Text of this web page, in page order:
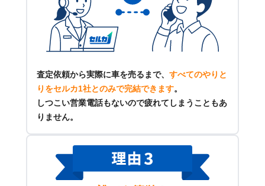
査定依頼から実際に車を売るまで、 すべてのやりと
りをセルカ1社とのみで完結できます。
しつこい営業電話もないので疲れてしまうこともあ
りません。